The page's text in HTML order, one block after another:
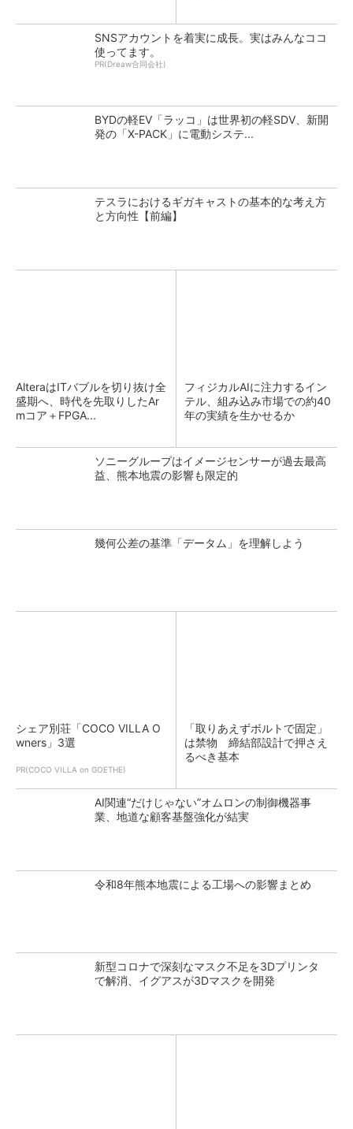
SNSアカウントを着実に成長。実はみんなココ
使ってます。
PR(Dreaw合同会社)
BYDの軽EV「ラッコ」は世界初の軽SDV、新開
発の「X-PACK」に電動システ...
テスラにおけるギガキャストの基本的な考え方
と方向性【前編】
AlteraはITバブルを切り抜け全
盛期へ、時代を先取りしたAr
mコア＋FPGA...
フィジカルAIに注力するイン
テル、組み込み市場での約40
年の実績を生かせるか
ソニーグループはイメージセンサーが過去最高
益、熊本地震の影響も限定的
幾何公差の基準「データム」を理解しよう
シェア別荘「COCO VILLA O
wners」3選
PR(COCO VILLA on GOETHE)
「取りあえずボルトで固定」
は禁物 締結部設計で押さえ
るべき基本
AI関連“だけじゃない”オムロンの制御機器事
業、地道な顧客基盤強化が結実
令和8年熊本地震による工場への影響まとめ
新型コロナで深刻なマスク不足を3Dプリンタ
で解消、イグアスが3Dマスクを開発